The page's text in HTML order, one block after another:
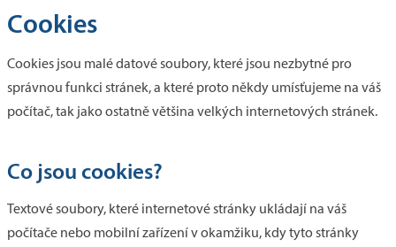
Cookies
Cookies jsou malé datové soubory, které jsou nezbytné pro
správnou funkci stránek, a které proto někdy umísťujeme na váš
počítač, tak jako ostatně většina velkých internetových stránek.
Co jsou cookies?
Textové soubory, které internetové stránky ukládají na váš
počítače nebo mobilní zařízení v okamžiku, kdy tyto stránky